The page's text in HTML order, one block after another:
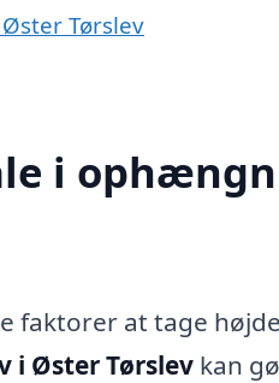
Tørslev
i
faktorer at tage
i Øster Tørslev kan